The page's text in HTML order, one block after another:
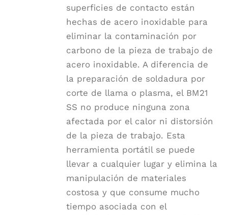
superficies de contacto están
hechas de acero inoxidable para
eliminar la contaminación por
carbono de la pieza de trabajo de
acero inoxidable. A diferencia de
la preparación de soldadura por
corte de llama o plasma, el BM21
SS no produce ninguna zona
afectada por el calor ni distorsión
de la pieza de trabajo. Esta
herramienta portátil se puede
llevar a cualquier lugar y elimina la
manipulación de materiales
costosa y que consume mucho
tiempo asociada con el